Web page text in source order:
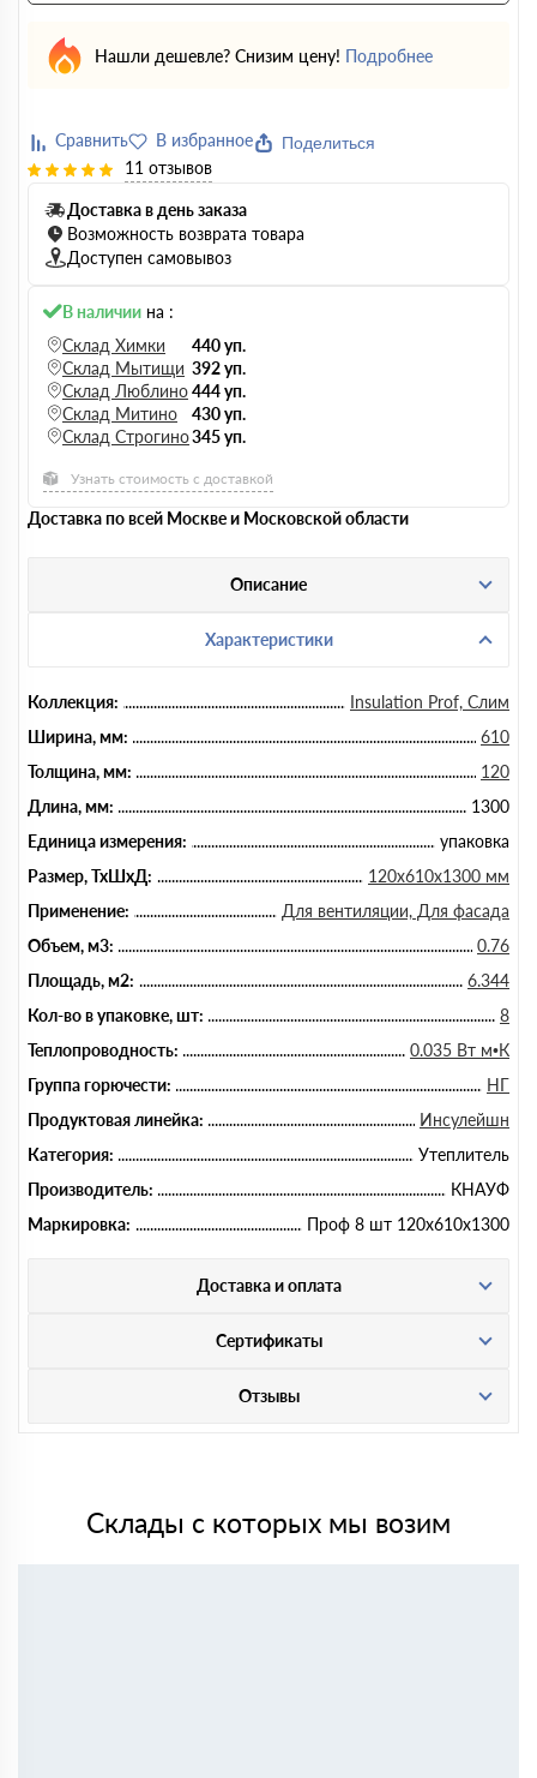
Нашли дешевле? Снизим цену! Подробнее
Поделиться
11 отзывов
Доставка в день заказа
Возможность возврата товара
Доступен самовывоз
В наличии на :
Склад Химки
440 уп.
Склад Мытищи 392 уп.
Склад Люблино444 уп.
Склад Митино
430 уп.
Склад Строгино345 уп.
Узнать стоимость с доставкой
Доставка по всей Москве и Московской области
Описание
Характеристики
Коллекция:
Insulation Prof, Слим
Ширина, мм:
610
Толщина, мм:
120
Длина, мм:
1300
Единица измерения:
упаковка
Размер, ТхШхД:
120х610х1300 мм
Применение:
Для вентиляции, Для фасада
Объем, м3:
0.76
Площадь, м2:
6.344
Кол-во в упаковке, шт:
8
Теплопроводность:
0.035 Вт м•К
Группа горючести:
НГ
Продуктовая линейка:
Инсулейшн
Категория:
Утеплитель
Производитель:
КНАУФ
Маркировка:
Проф 8 шт 120х610х1300
Доставка и оплата
Сертификаты
Отзывы
Склады с которых мы возим